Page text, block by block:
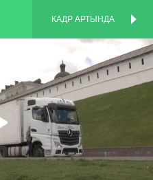
КАДР АРТЫНДА
КАДР АРТЫНДА